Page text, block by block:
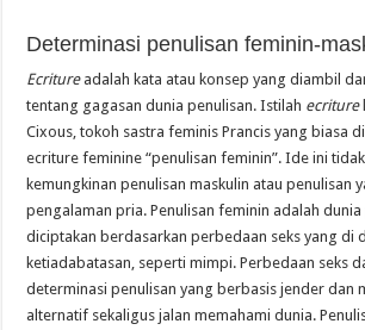
Determinasi penulisan feminin-
Ecritureadalah kata atau konsep yang diambil
tentang gagasan dunia penulisan. Istilah ecriture
Cixous, tokoh sastra feminis Prancis yang biasa
ecriture feminine “penulisan feminin”. Ide ini
kemungkinan penulisan maskulin atau penulisan
pengalaman pria. Penulisan feminin adalah dunia
diciptakan berdasarkan perbedaan seks yang di
ketiadabatasan, seperti mimpi. Perbedaan seks
determinasi penulisan yang berbasis jender dan
alternatif sekaligus jalan memahami dunia.